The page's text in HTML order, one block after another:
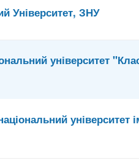
Університет, ЗНУ
університет
університет